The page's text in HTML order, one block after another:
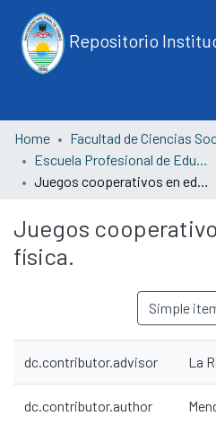
Repositorio
Home
Facultad de Ciencias
Escuela Profesional de Educación
Juegos cooperativos en educación física.
Juegos
física.
Simple
dc.contributor.advisor La
dc.contributor.author